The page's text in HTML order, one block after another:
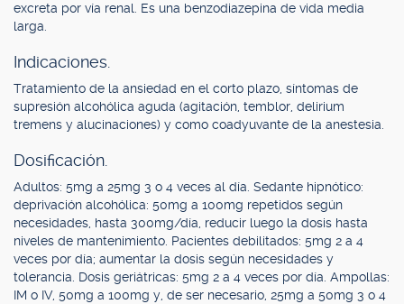
excreta por vía renal. Es una benzodiazepina de vida media
larga.
Indicaciones.
Tratamiento de la ansiedad en el corto plazo, síntomas de
supresión alcohólica aguda (agitación, temblor, delirium
tremens y alucinaciones) y como coadyuvante de la anestesia.
Dosificación.
Adultos: 5mg a 25mg 3 o 4 veces al día. Sedante hipnótico:
deprivación alcohólica: 50mg a 100mg repetidos según
necesidades, hasta 300mg/día, reducir luego la dosis hasta
niveles de mantenimiento. Pacientes debilitados: 5mg 2 a 4
veces por día; aumentar la dosis según necesidades y
tolerancia. Dosis geriátricas: 5mg 2 a 4 veces por día. Ampollas:
IM o IV, 50mg a 100mg y, de ser necesario, 25mg a 50mg 3 o 4